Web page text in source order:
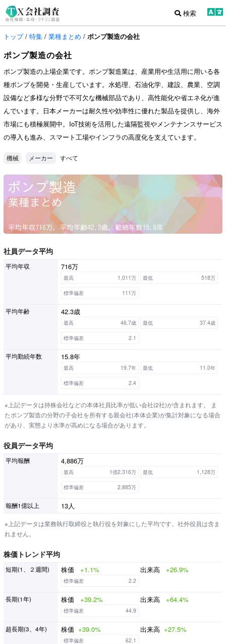
検索
トップ/ 特集 / 業種まとめ / ポンプ製造の会社
ポンプ製造の会社
ポンプ製造の上場企業です。ポンプ製造業は、産業用や生活用に用いる各
種ポンプを開発・生産しています。水処理、石油化学、建設、農業、空調
設備など多様な分野で不可欠な機械部品であり、高性能化や省エネ化が進
んでいます。日本メーカーは耐久性や効率性に優れた製品を提供し、海外
市場にも積極展開中。IoT技術を活用した遠隔監視やメンテナンスサービス
の導入も進み、スマート工場やインフラの高度化を支えています。
機械 メーカー すべて
社員データ平均
平均年収 716万
最高 1,011万 最低
518万
標準偏差
111万
平均年齢 42.3歳
最高 46.7歳 最低
37.4歳
標準偏差
2.1
平均勤続年数 15.8年
最高 19.7年 最低
11.0年
標準偏差
2.4
※上記データは持株会社などの本体社員比率が低い会社(2社)が含まれます。 ま
たポンプ製造の分野の子会社を所有する親会社(本体企業)が集計対象になる場合
があり、実態より水準が高めになる場合があります。
役員データ平均
平均報酬 4,886万
最高 1億2,316万 最低
1,128万
標準偏差
2,885万
報酬1億以上 13人
※上記データは業務執行取締役と執行役を対象にした平均です。社外役員は含ま
れません。
株価トレンド平均
短期(1、２週間) 株価 +1.1% 出来高 +26.9%
標準偏差 2.2
長期(1年) 株価 +39.2% 出来高 +64.4%
標準偏差 44.9
超長期(3、4年) 株価 +39.0% 出来高 +27.5%
標準偏差 62.1